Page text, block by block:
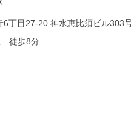
6丁目27-20 神水恵比須ビル303
徒歩8分